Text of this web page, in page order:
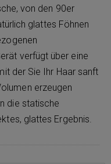
von den 90er
glattes Föhnen
verfügt über eine
der Sie Ihr Haar sanft
erzeugen
die statische
glattes Ergebnis.